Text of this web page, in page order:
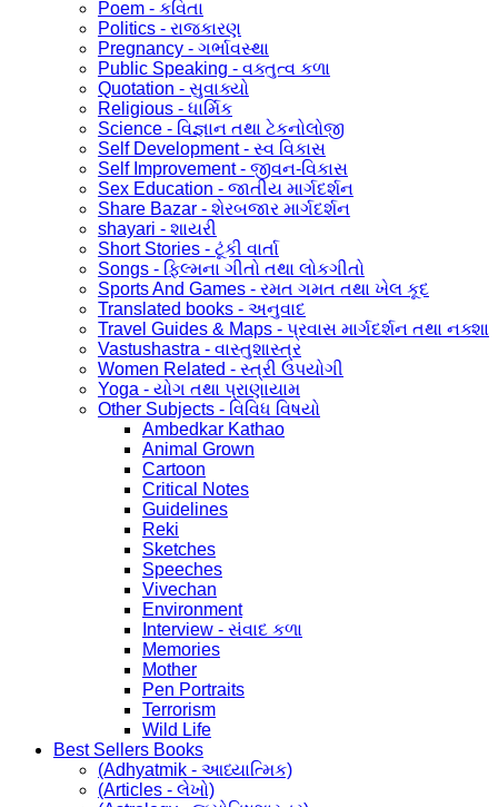
Poem - કવિતા
Politics - રાજકારણ
Pregnancy - ગર્ભાવસ્થા
Public Speaking - વક્તુત્વ કળા
Quotation - સુવાક્યો
Religious - ધાર્મિક
Science - વિજ્ઞાન તથા ટેકનોલોજી
Self Development - સ્વ વિકાસ
Self Improvement - જીવન-વિકાસ
Sex Education - જાતીય માર્ગદર્શન
Share Bazar - શેરબજાર માર્ગદર્શન
shayari - શાયરી
Short Stories - ટૂંકી વાર્તા
Songs - ફિલ્મના ગીતો તથા લોકગીતો
Sports And Games - રમત ગમત તથા ખેલ કૂદ
Translated books - અનુવાદ
Travel Guides & Maps - પ્રવાસ માર્ગદર્શન તથા નક્શા
Vastushastra - વાસ્તુશાસ્ત્ર
Women Related - સ્ત્રી ઉપયોગી
Yoga - યોગ તથા પ્રાણાયામ
Other Subjects - વિવિધ વિષયો
Ambedkar Kathao
Animal Grown
Cartoon
Critical Notes
Guidelines
Reki
Sketches
Speeches
Vivechan
Environment
Interview - સંવાદ કળા
Memories
Mother
Pen Portraits
Terrorism
Wild Life
Best Sellers Books
(Adhyatmik - આધ્યાત્મિક)
(Articles - લેખો)